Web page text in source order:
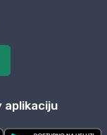
aplikaciju